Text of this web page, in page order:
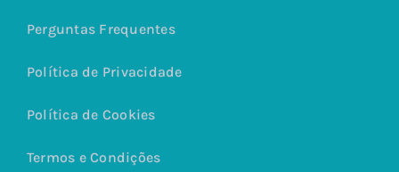
Perguntas Frequentes
Política de Privacidade
Política de Cookies
Termos e Condições